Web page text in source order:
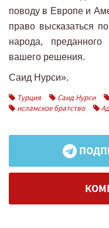
поводу в Европе и
право высказаться
народа,
вашего решения.
Саид Нурси».
Турция
Саид Нурси
исламское братство